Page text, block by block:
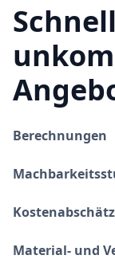
Berechnungen
Material- und